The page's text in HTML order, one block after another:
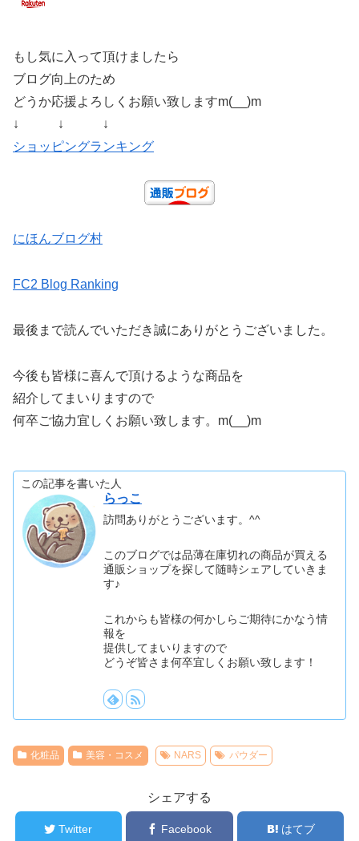
もし気に入って頂けましたら
ブログ向上のため
どうか応援よろしくお願い致しますm(__)m
↓ ↓ ↓
ショッピングランキング
にほんブログ村
FC2 Blog Ranking
最後まで読んでいただき誠にありがとうございました。
今後も皆様に喜んで頂けるような商品を
紹介してまいりますので
何卒ご協力宜しくお願い致します。m(__)m
この記事を書いた人
らっこ
訪問ありがとうございます。^^
このブログでは品薄在庫切れの商品が買える
通販ショップを探して随時シェアしていきま
す♪
これからも皆様の何かしらご期待にかなう情
報を
提供してまいりますので
どうぞ皆さま何卒宜しくお願い致します！
化粧品 美容・コスメ NARS パウダー
シェアする
Twitter Facebook はてブ